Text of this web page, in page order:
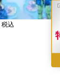
税込